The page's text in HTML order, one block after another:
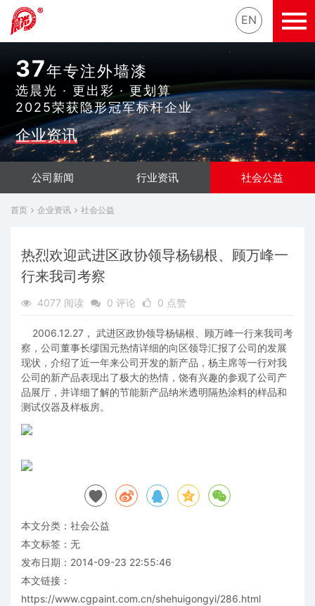
EN
37年专注外墙漆
选晨光 · 更出彩 · 更划算
2025荣获隐形冠军标杆企业
企业资讯
公司新闻 行业资讯 社会公益
首页 企业资讯 社会公益
热烈欢迎武进区政协领导杨锡根、顾万峰一
行来我司考察
4077 阅读 0 评论 0 点赞
2006.12.27， 武进区政协领导杨锡根、顾万峰一行来我司考
察，公司董事长缪国元热情详细的向区领导汇报了公司的发展
现状，介绍了近一年来公司开发的新产品，杨主席等一行对我
公司的新产品表现出了极大的热情，饶有兴趣的参观了公司产
品展厅，并详细了解的节能新产品纳米透明隔热涂料的样品和
测试仪器及样板房。
本文分类： 社会公益
本文标签：无
发布日期：2014-09-23 22:55:46
本文链接：
https://www.cgpaint.com.cn/shehuigongyi/286.html